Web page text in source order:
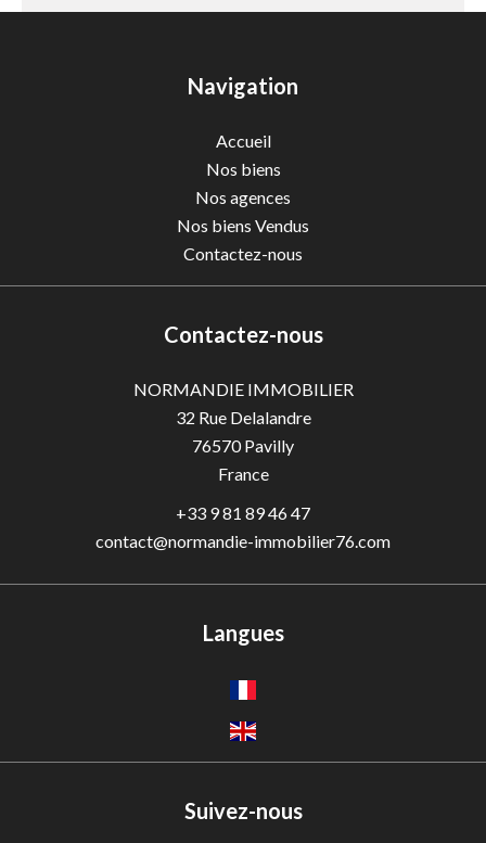
Navigation
Accueil
Nos biens
Nos agences
Nos biens Vendus
Contactez-nous
Contactez-nous
NORMANDIE IMMOBILIER
32 Rue Delalandre
76570Pavilly
France
+33 9 81 89 46 47
contact@normandie-immobilier76.com
Langues
Suivez-nous